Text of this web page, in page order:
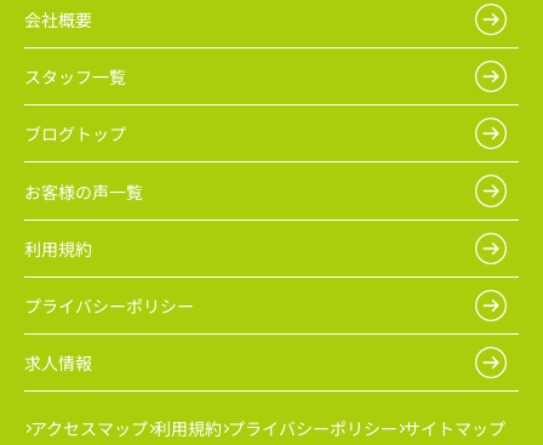
会社概要
スタッフ一覧
ブログトップ
お客様の声一覧
利用規約
プライバシーポリシー
求人情報
アクセスマップ 利用規約 プライバシーポリシー サイトマップ